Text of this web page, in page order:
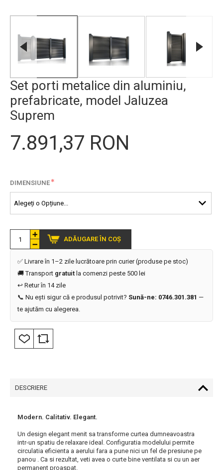
Set porti metalice din aluminiu,
prefabricate, model Jaluzea
Suprem
7.891,37 RON
*
DIMENSIUNE
ADĂUGARE ÎN COȘ
✅ Livrare în 1–2 zile lucrătoare prin curier (produse pe stoc)
🚚 Transport gratuit la comenzi peste 500 lei
↩️ Retur în 14 zile
📞 Nu ești sigur că e produsul potrivit? Sună-ne: 0746.301.381 —
te ajutăm cu alegerea.
DESCRIERE
Modern. Calitativ. Elegant.
Un design elegant menit sa transforme curtea dumneavoastra
intr-un spatiu de relaxare ideal. Configuratia modelului permite
circulatia eficienta a aerului fara a pune nici un fel de presiune pe
panou . Ca si rezultat, veti avea o curte bine ventilata si cu un aer
permanent proaspat.